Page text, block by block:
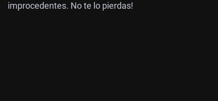
improcedentes. No te lo pierdas!